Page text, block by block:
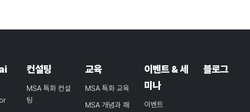
컨설팅
MSA 특화 컨설
팅
교육
MSA 특화 교육
MSA 개념과 패
이벤트 & 세
미나
이벤트
블로그